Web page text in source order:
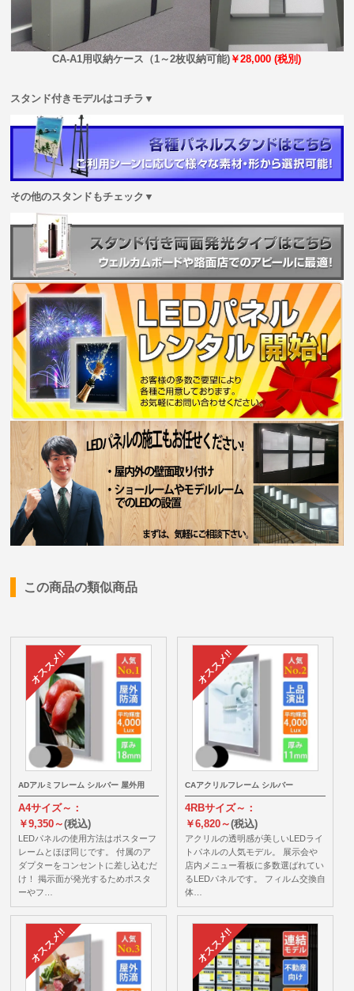
CA-A1用収納ケース（1～2枚収納可能) ￥28,000 (税別)
スタンド付きモデルはコチラ▼
その他のスタンドもチェック▼
この商品の類似商品
ADアルミフレーム シルバー 屋外用
A4サイズ～：
￥9,350～(税込)
LEDパネルの使用方法はポスターフ
レームとほぼ同じです。 付属のア
ダプターをコンセントに差し込むだ
け！ 掲示面が発光するためポスタ
ーやフ…
CAアクリルフレーム シルバー
4RBサイズ～：
￥6,820～(税込)
アクリルの透明感が美しいLEDライ
トパネルの人気モデル。 展示会や
店内メニュー看板に多数選ばれてい
るLEDパネルです。 フィルム交換自
体…